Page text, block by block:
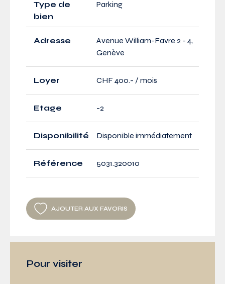
Type de
bien
Parking
Adresse
Avenue William-Favre 2 - 4,
Genève
Loyer CHF 400.- / mois
Etage -2
Disponibilité Disponible immédiatement
Référence 5031.320010
AJOUTER AUX FAVORIS
Pour visiter